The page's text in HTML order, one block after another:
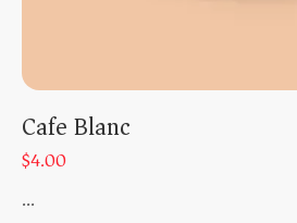
Cafe Blanc
$4.00
...